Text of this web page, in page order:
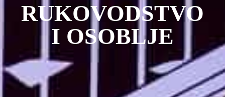
RUKOVODSTVO
I OSOBLJE